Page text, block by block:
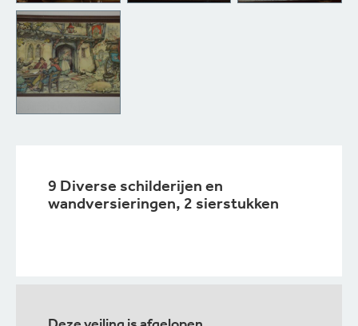
9 Diverse schilderijen en
wandversieringen, 2 sierstukken